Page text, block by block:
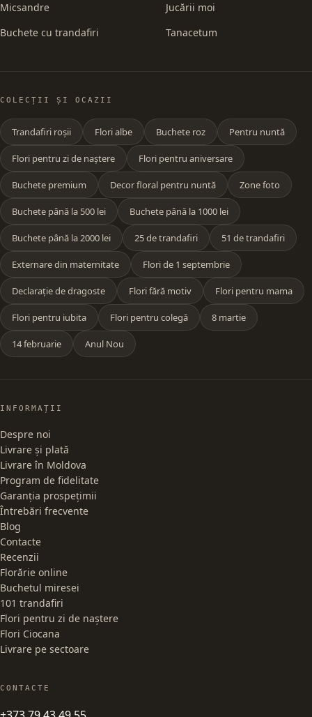
Micsandre
Buchete cu trandafiri
Jucării moi
Tanacetum
COLECȚII ȘI OCAZII
Trandafiri roșii Flori albe Buchete roz Pentru nuntă
Flori pentru zi de naștere Flori pentru aniversare
Buchete premium Decor floral pentru nuntă Zone foto
Buchete până la 500 lei Buchete până la 1000 lei
Buchete până la 2000 lei 25 de trandafiri 51 de trandafiri
Externare din maternitate Flori de 1 septembrie
Declarație de dragoste Flori fără motiv Flori pentru mama
Flori pentru iubita Flori pentru colegă 8 martie
14 februarie Anul Nou
INFORMAȚII
Despre noi
Livrare și plată
Livrare în Moldova
Program de fidelitate
Garanția prospețimii
Întrebări frecvente
Blog
Contacte
Recenzii
Florărie online
Buchetul miresei
101 trandafiri
Flori pentru zi de naștere
Flori Ciocana
Livrare pe sectoare
CONTACTE